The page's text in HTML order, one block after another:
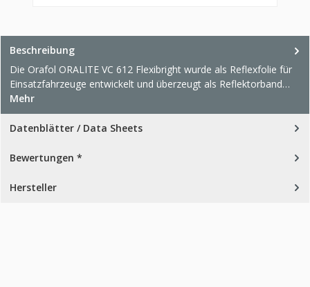
Beschreibung
Die Orafol ORALITE VC 612 Flexibright wurde als Reflexfolie für
Einsatzfahrzeuge entwickelt und überzeugt als Reflektorband…
Mehr
Datenblätter / Data Sheets
Bewertungen *
Hersteller